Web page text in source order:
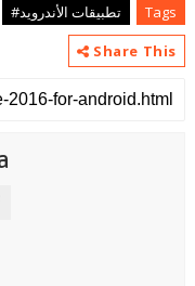
Tags
تطبيقات الأندرويد#
Share This